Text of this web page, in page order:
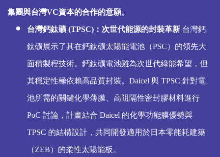
集團與台灣VC資本的合作的意願。
台灣鈣鈦礦 (TPSC)：次世代能源的封裝革新 台灣鈣
鈦礦展示了其在鈣鈦礦太陽能電池（PSC）的領先大
面積製程技術。鈣鈦礦電池雖為次世代綠能希望，但
其穩定性極依賴高品質封裝。Daicel 與 TPSC 針對電
池所需的關鍵化學薄膜、高阻隔性密封膠材料進行
PoC 討論，計畫結合 Daicel 的化學功能膜優勢與
TPSC 的結構設計，共同開發適用於日本零能耗建築
（ZEB）的柔性太陽能板。